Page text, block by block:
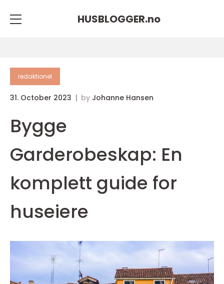
HUSBLOGGER.no
redaktionel
31. October 2023 by Johanne Hansen
Bygge
Garderobeskap: En
komplett guide for
huseiere